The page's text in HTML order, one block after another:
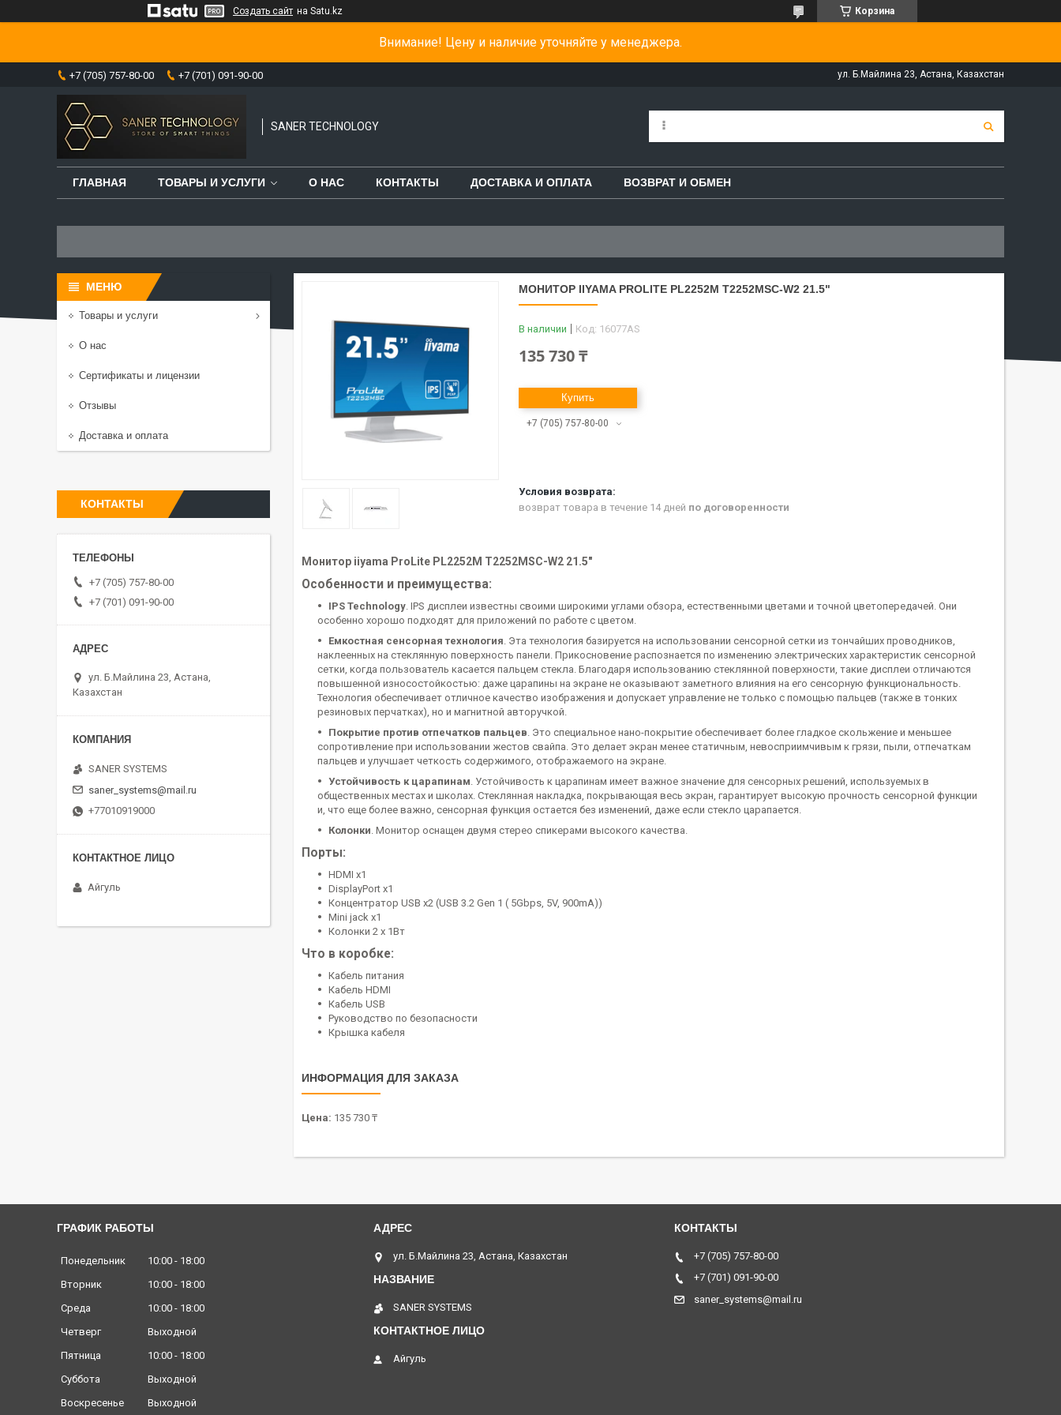
Создать сайт на Satu.kz Корзина
Внимание! Цену и наличие уточняйте у менеджера.
+7 (705) 757-80-00 +7 (701) 091-90-00 ул. Б.Майлина 23, Астана, Казахстан
SANER TECHNOLOGY
ГЛАВНАЯ ТОВАРЫ И УСЛУГИ О НАС КОНТАКТЫ ДОСТАВКА И ОПЛАТА ВОЗВРАТ И ОБМЕН
МОНИТОР IIYAMA PROLITE PL2252M T2252MSC-W2 21.5"
В наличии Код: 16077AS
135 730 ₸
Купить
+7 (705) 757-80-00
возврат товара в течение 14 дней по договоренности
Монитор iiyama ProLite PL2252M T2252MSC-W2 21.5"
Особенности и преимущества:
IPS Technology. IPS дисплеи известны своими широкими углами обзора, естественными цветами и точной цветопередачей. Они
особенно хорошо подходят для приложений по работе с цветом.
Емкостная сенсорная технология. Эта технология базируется на использовании сенсорной сетки из тончайших проводников,
наклеенных на стеклянную поверхность панели. Прикосновение распознается по изменению электрических характеристик сенсорной
сетки, когда пользователь касается пальцем стекла. Благодаря использованию стеклянной поверхности, такие дисплеи отличаются
повышенной износостойкостью: даже царапины на экране не оказывают заметного влияния на его сенсорную функциональность.
Технология обеспечивает отличное качество изображения и допускает управление не только с помощью пальцев (также в тонких
резиновых перчатках), но и магнитной авторучкой.
Покрытие против отпечатков пальцев. Это специальное нано-покрытие обеспечивает более гладкое скольжение и меньшее
сопротивление при использовании жестов свайпа. Это делает экран менее статичным, невосприимчивым к грязи, пыли, отпечаткам
пальцев и улучшает четкость содержимого, отображаемого на экране.
Устойчивость к царапинам. Устойчивость к царапинам имеет важное значение для сенсорных решений, используемых в
общественных местах и школах. Стеклянная накладка, покрывающая весь экран, гарантирует высокую прочность сенсорной функции
и, что еще более важно, сенсорная функция остается без изменений, даже если стекло царапается.
Колонки. Монитор оснащен двумя стерео спикерами высокого качества.
Порты:
HDMI x1
DisplayPort x1
Концентратор USB x2 (USB 3.2 Gen 1 ( 5Gbps, 5V, 900mA))
Mini jack x1
Колонки 2 x 1Вт
Что в коробке:
Кабель питания
Кабель HDMI
Кабель USB
Руководство по безопасности
Крышка кабеля
ИНФОРМАЦИЯ ДЛЯ ЗАКАЗА
Цена: 135 730 ₸
Товары и услуги
О нас
Сертификаты и лицензии
Отзывы
Доставка и оплата
КОНТАКТЫ
+7 (705) 757-80-00
+7 (701) 091-90-00
ул. Б.Майлина 23, Астана,
Казахстан
SANER SYSTEMS
saner_systems@mail.ru
+77010919000
Айгуль
ГРАФИК РАБОТЫ
Понедельник 10:00
18:00
Вторник
10:00
18:00
Среда
10:00
18:00
Четверг
Выходной
Пятница
10:00
18:00
Суббота
Выходной
Воскресенье
Выходной
ул. Б.Майлина 23, Астана, Казахстан
SANER SYSTEMS
Айгуль
+7 (705) 757-80-00
+7 (701) 091-90-00
saner_systems@mail.ru